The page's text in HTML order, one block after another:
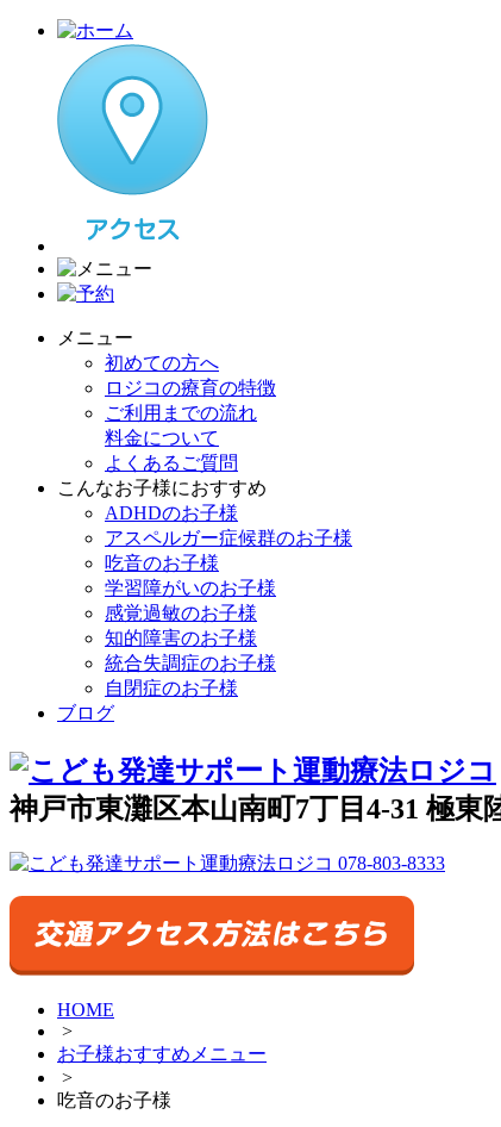
メニュー
初めての方へ
ロジコの療育の特徴
ご利用までの流れ
料金について
よくあるご質問
こんなお子様におすすめ
ADHDのお子様
アスペルガー症候群のお子様
吃音のお子様
学習障がいのお子様
感覚過敏のお子様
知的障害のお子様
統合失調症のお子様
自閉症のお子様
ブログ
神戸市東灘区本山南町7丁目4-31 極東
HOME
>
お子様おすすめメニュー
>
吃音のお子様